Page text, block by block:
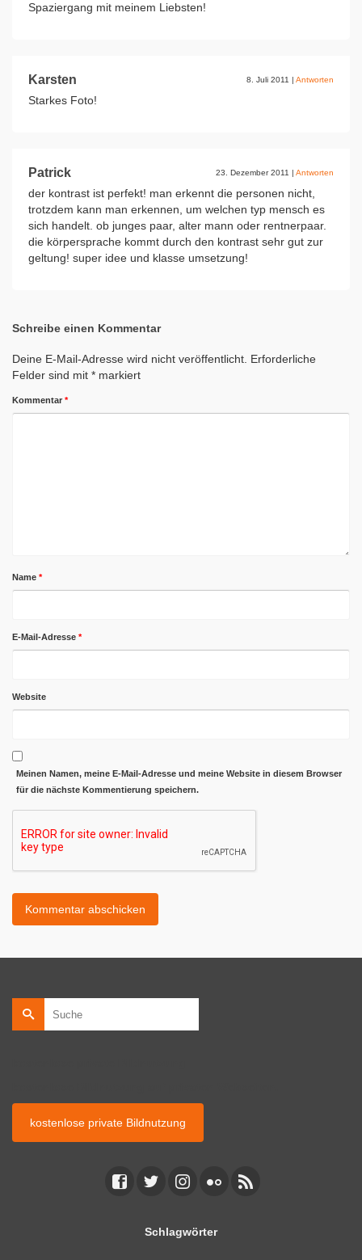
Spaziergang mit meinem Liebsten!
Karsten 8. Juli 2011 | Antworten
Starkes Foto!
Patrick 23. Dezember 2011 | Antworten
der kontrast ist perfekt! man erkennt die personen nicht,
trotzdem kann man erkennen, um welchen typ mensch es
sich handelt. ob junges paar, alter mann oder rentnerpaar.
die körpersprache kommt durch den kontrast sehr gut zur
geltung! super idee und klasse umsetzung!
Schreibe einen Kommentar
Deine E-Mail-Adresse wird nicht veröffentlicht. Erforderliche
Felder sind mit * markiert
Kommentar *
Name *
E-Mail-Adresse *
Website
Meinen Namen, meine E-Mail-Adresse und meine Website in diesem Browser
für die nächste Kommentierung speichern.
Suche
nach:
kostenlose private Bildnutzung
Schlagwörter